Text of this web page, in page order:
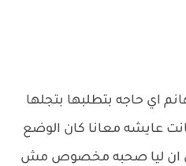
اي حاجه بتطلبها بتجلها
عايشه معانا كان الوضع
ان ليا صحبه مخصوص مش